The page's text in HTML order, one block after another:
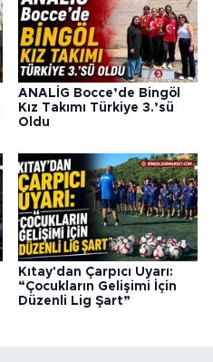
ANALİG Bocce’de Bingöl
Kız Takımı Türkiye 3.’sü
Oldu
Kıtay'dan Çarpıcı Uyarı:
“Çocukların Gelişimi İçin
Düzenli Lig Şart”